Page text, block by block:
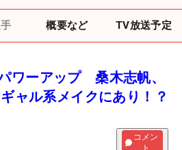
概要など TV放送予定
ワーアップ 桑木志帆、
ャル系メイクにあり！？
コメン